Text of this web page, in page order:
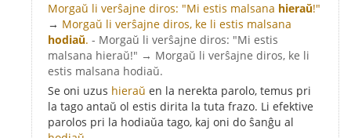
Morgaŭ li verŝajne diros: "Mi estis malsana hieraŭ!"
→ Morgaŭ li verŝajne diros, ke li estis malsana
hodiaŭ. - Morgaŭ li verŝajne diros: "Mi estis
malsana hieraŭ!" → Morgaŭ li verŝajne diros, ke li
estis malsana hodiaŭ.
Se oni uzus hieraŭ en la nerekta parolo, temus pri
la tago antaŭ ol estis dirita la tuta frazo. Li efektive
parolos pri la hodiaŭa tago, kaj oni do ŝanĝu al